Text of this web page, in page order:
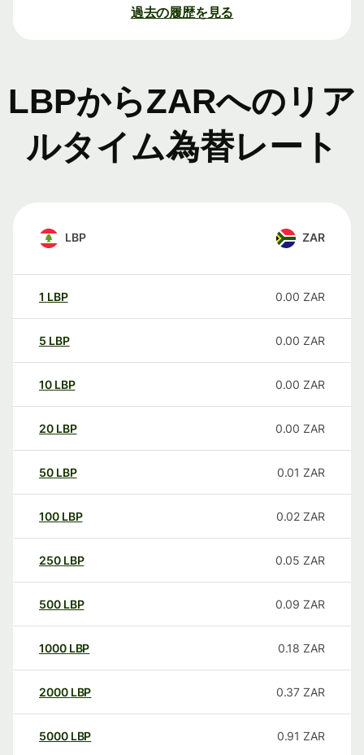
過去の履歴を見る
LBPからZARへのリア
ルタイム為替レート
LBP ZAR
1 LBP 0.00 ZAR
5 LBP 0.00 ZAR
10 LBP 0.00 ZAR
20 LBP 0.00 ZAR
50 LBP 0.01 ZAR
100 LBP 0.02 ZAR
250 LBP 0.05 ZAR
500 LBP 0.09 ZAR
1000 LBP 0.18 ZAR
2000 LBP 0.37 ZAR
5000 LBP 0.91 ZAR